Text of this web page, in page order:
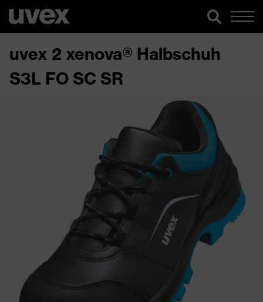
uvex 2 xenova® Halbschuh
S3L FO SC SR